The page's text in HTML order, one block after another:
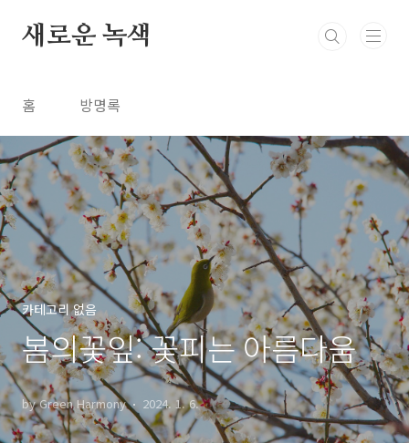
새로운 녹색
홈 방명록
카테고리 없음
봄의꽃잎: 꽃피는 아름다움
by Green Harmony 2024. 1. 6.